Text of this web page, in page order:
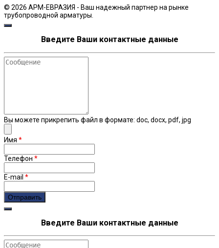
© 2026 АРМ-ЕВРАЗИЯ - Ваш надежный партнер на рынке
трубопроводной арматуры.
Введите Ваши контактные данные
Сообщение
Вы можете прикрепить файл в формате: doc, docx, pdf, jpg
Имя *
Телефон *
E-mail *
Введите Ваши контактные данные
Сообщение